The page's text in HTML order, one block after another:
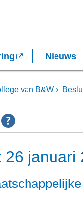
Nieuws
van B&W
26 januari